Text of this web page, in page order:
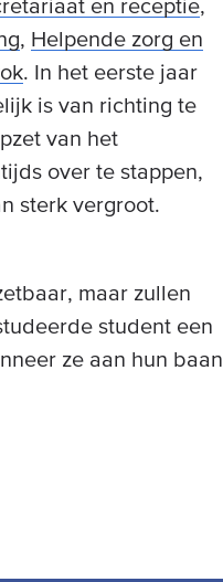
en receptie,
, Helpende zorg en
. In het eerste jaar
is van richting te
van het
over te stappen,
sterk vergroot.
maar zullen
student een
ze aan hun baan